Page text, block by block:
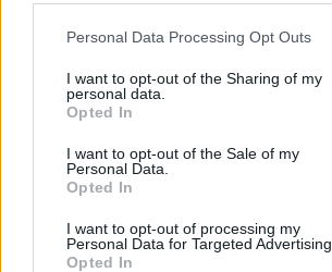
Personal Data Processing Opt Outs
I want to opt-out of the Sharing of my
personal data.
Opted In
I want to opt-out of the Sale of my
Personal Data.
Opted In
I want to opt-out of processing my
Personal Data for Targeted Advertising.
Opted In